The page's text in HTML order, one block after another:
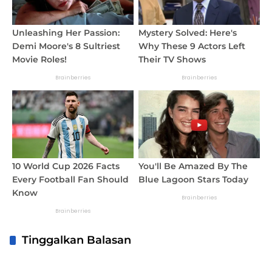
Tinggalkan Balasan